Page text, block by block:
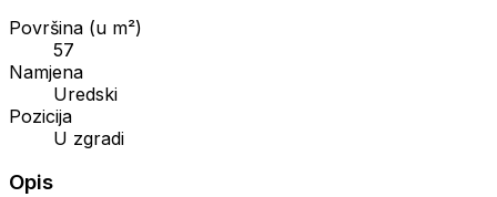
Površina (u m²)
57
Namjena
Uredski
Pozicija
U zgradi
Opis